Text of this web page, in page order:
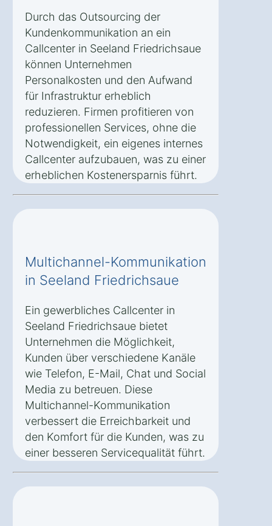
Durch das Outsourcing der
Kundenkommunikation an ein
Callcenter in Seeland Friedrichsaue
können Unternehmen
Personalkosten und den Aufwand
für Infrastruktur erheblich
reduzieren. Firmen profitieren von
professionellen Services, ohne die
Notwendigkeit, ein eigenes internes
Callcenter aufzubauen, was zu einer
erheblichen Kostenersparnis führt.
Multichannel-Kommunikation
in Seeland Friedrichsaue
Ein gewerbliches Callcenter in
Seeland Friedrichsaue bietet
Unternehmen die Möglichkeit,
Kunden über verschiedene Kanäle
wie Telefon, E-Mail, Chat und Social
Media zu betreuen. Diese
Multichannel-Kommunikation
verbessert die Erreichbarkeit und
den Komfort für die Kunden, was zu
einer besseren Servicequalität führt.